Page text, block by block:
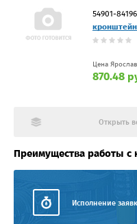
54901-
Цена
870.48
Открыть
Преимущества работы с
Исполнение